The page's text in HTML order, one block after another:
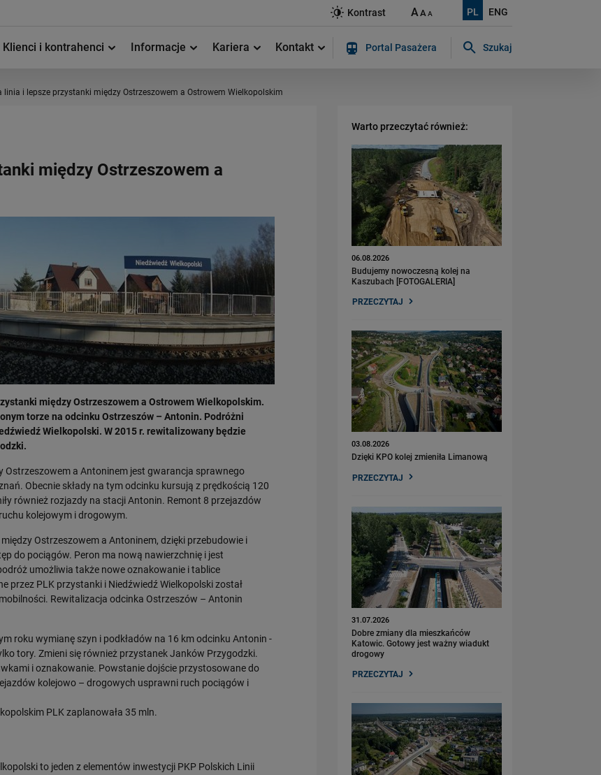
PL ENG
Kontrast AAA
Klienci i kontrahenci Informacje Kariera Kontakt Portal Pasażera Szukaj
linia i lepsze przystanki między Ostrzeszowem a Ostrowem Wielkopolskim
między Ostrzeszowem a
między Ostrzeszowem a Ostrowem Wielkopolskim.
torze na odcinku Ostrzeszów – Antonin. Podróżni
Wielkopolski. W 2015 r. rewitalizowany będzie
Ostrzeszowem a Antoninem jest gwarancja sprawnego
Obecnie składy na tym odcinku kursują z prędkością 120
również rozjazdy na stacji Antonin. Remont 8 przejazdów
kolejowym i drogowym.
między Ostrzeszowem a Antoninem, dzięki przebudowie i
do pociągów. Peron ma nową nawierzchnię i jest
umożliwia także nowe oznakowanie i tablice
przez PLK przystanki i Niedźwiedź Wielkopolski został
Rewitalizacja odcinka Ostrzeszów – Antonin
roku wymianę szyn i podkładów na 16 km odcinku Antonin -
tory. Zmieni się również przystanek Janków Przygodzki.
i oznakowanie. Powstanie dojście przystosowane do
kolejowo – drogowych usprawni ruch pociągów i
PLK zaplanowała 35 mln.
to jeden z elementów inwestycji PKP Polskich Linii
Warto przeczytać również:
06.08.2026
Budujemy nowoczesną kolej na
Kaszubach [FOTOGALERIA]
PRZECZYTAJ
03.08.2026
Dzięki KPO kolej zmieniła Limanową
PRZECZYTAJ
31.07.2026
Dobre zmiany dla mieszkańców
Katowic. Gotowy jest ważny wiadukt
drogowy
PRZECZYTAJ